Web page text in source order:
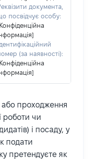
документа,
посвідчує особу:
Ідентифікаційний
(за наявності):
або проходження
роботи чи
і посаду, у
подати
претендуєте як